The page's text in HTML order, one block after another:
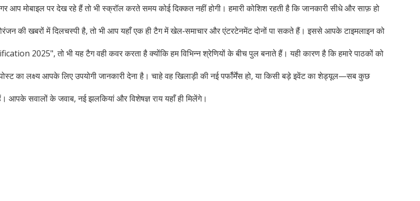
आप मोबाइल पर देख रहे हैं तो भी स्क्रॉल करते समय कोई दिक्कत नहीं होगी। हमारी कोशिश रहती है कि जानकारी सीधे और साफ़ हो
की खबरों में दिलचस्पी है, तो भी आप यहाँ एक ही टैग में खेल‑समाचार और एंटरटेनमेंट दोनों पा सकते हैं। इससे आपके टाइमलाइन को
2025", तो भी यह टैग वही कवर करता है क्योंकि हम विभिन्न श्रेणियों के बीच पुल बनाते हैं। यही कारण है कि हमारे पाठकों को
का लक्ष्य आपके लिए उपयोगी जानकारी देना है। चाहे वह खिलाड़ी की नई पर्फॉर्मेंस हो, या किसी बड़े इवेंट का शेड्यूल—सब कुछ
सवालों के जवाब, नई झलकियां और विशेषज्ञ राय यहाँ ही मिलेंगे।